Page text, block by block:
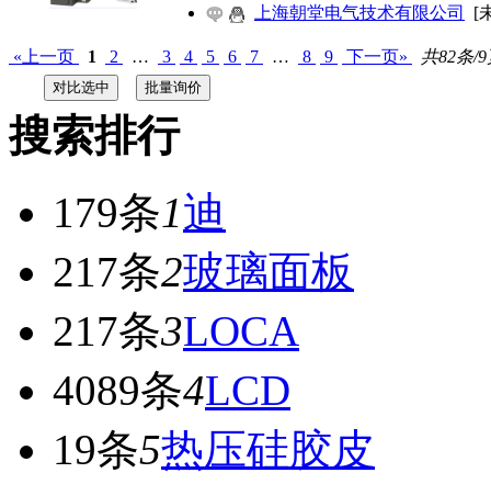
上海朝堂电气技术有限公司
[
«上一页 1 2 … 3 4 5 6 7 … 8 9 下一页» 共82条/9
搜索排行
179条1迪
217条2玻璃面板
217条3LOCA
4089条4LCD
19条5热压硅胶皮